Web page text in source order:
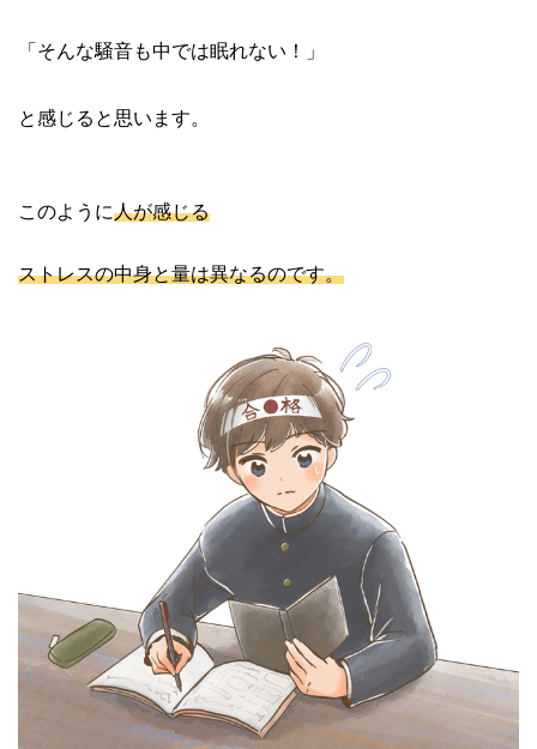
「そんな騒音も中では眠れない！」
と感じると思います。
このように人が感じる
ストレスの中身と量は異なるのです。